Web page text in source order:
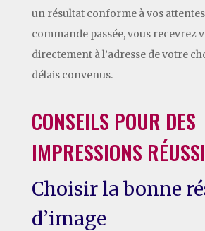
un résultat conforme à vos
commande passée, vous recevrez
directement à l’adresse de votre
délais convenus.
CONSEILS POUR DES
IMPRESSIONS
Choisir la bonne
d’image